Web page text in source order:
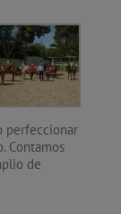
perfeccionar
Contamos
de